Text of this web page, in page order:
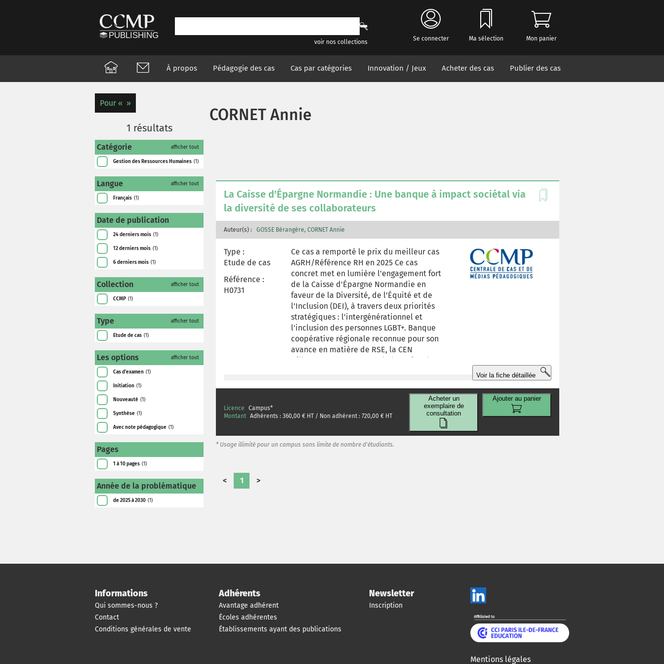
voir nos collections Se connecter Ma sélection Mon panier
À propos Pédagogie des cas Cas par catégories Innovation / Jeux Acheter des cas Publier des cas
CORNET Annie
La Caisse d'Épargne Normandie : Une banque à impact sociétal via
la diversité de ses collaborateurs
Auteur(s) : GOSSE Bérangère CORNET Annie
Type :
Etude de cas
Référence :
H0731
Ce cas a remporté le prix du meilleur cas
AGRH/Référence RH en 2025 Ce cas
concret met en lumière l'engagement fort
de la Caisse d'Épargne Normandie en
faveur de la Diversité, de l'Équité et de
l'Inclusion (DEI), à travers deux priorités
stratégiques : l'intergénérationnel et
l'inclusion des personnes LGBT+. Banque
coopérative régionale reconnue pour son
avance en matière de RSE, la CEN
s'illustre notamment par l'obtention des
ses valeurs, elle ambitionne aujourd'hui
d'aller plus loin en renforçant ses actions
sur ces deux axes clés, identifiés comme
de construire un environnement de travail
toujours plus inclusif et représentatif de
Voir la fiche détaillée
Licence Campus*
* Usage illimité pour un campus sans limite de nombre d'étudiants.
Montant Adhérents : 360,00 € HT / Non adhérent : 720,00 € HT
Acheter un
exemplaire de
consultation
Ajouter au panier
< 1 >
Pour
1 résultats
Catégorie afficher tout
Gestion des Ressources Humaines (1)
Langue afficher tout
Français (1)
Date de publication
24 derniers mois (1)
12 derniers mois (1)
6 derniers mois (1)
Collection afficher tout
CCMP (1)
Type afficher tout
Etude de cas (1)
Les options afficher tout
Cas d'examen (1)
Initiation (1)
Nouveauté (1)
Synthèse (1)
Avec note pédagogique (1)
Pages
1 à 10 pages (1)
Année de la problématique
de 2025 à 2030 (1)
Informations
Qui sommes-nous ?
Contact
Conditions générales de vente
Adhérents
Avantage adhérent
Écoles adhérentes
Établissements ayant des publications
Newsletter
Inscription
Mentions légales